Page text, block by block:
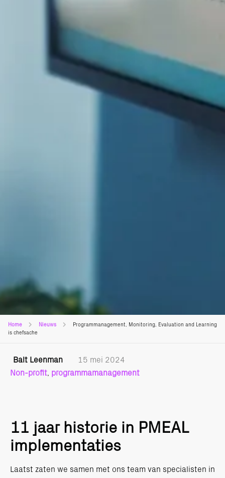
Home Nieuws
Programmanagement, Monitoring, Evaluation and Learning
is chefsache
Balt Leenman
15 mei 2024
Non-profit, programmamanagement
11 jaar historie in PMEAL
implementaties
Laatst zaten we samen met ons team van specialisten in